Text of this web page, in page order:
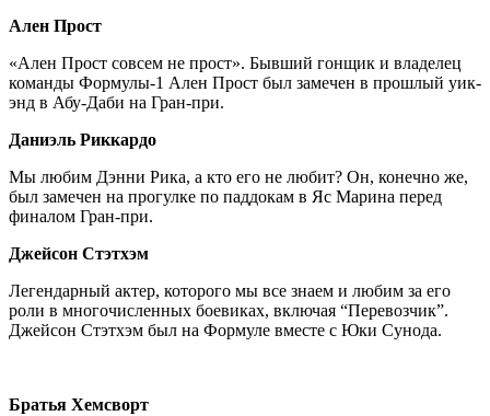
Ален Прост
«Ален Прост совсем не прост». Бывший гонщик и владелец
команды Формулы-1 Ален Прост был замечен в прошлый уик-
энд в Абу-Даби на Гран-при.
Даниэль Риккардо
Мы любим Дэнни Рика, а кто его не любит? Он, конечно же,
был замечен на прогулке по паддокам в Яс Марина перед
финалом Гран-при.
Джейсон Стэтхэм
Легендарный актер, которого мы все знаем и любим за его
роли в многочисленных боевиках, включая “Перевозчик”.
Джейсон Стэтхэм был на Формуле вместе с Юки Сунода.
Братья Хемсворт